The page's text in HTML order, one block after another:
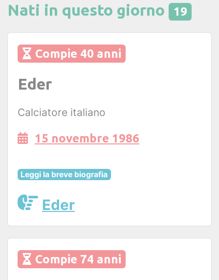
Nati in questo giorno 19
Compie 40 anni
Eder
Calciatore italiano
15 novembre 1986
Leggi la breve biografia
Eder
Compie 74 anni